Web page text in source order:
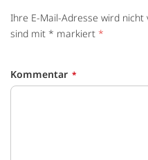
Ihre E-Mail-Adresse wird
sind mit * markiert *
Kommentar